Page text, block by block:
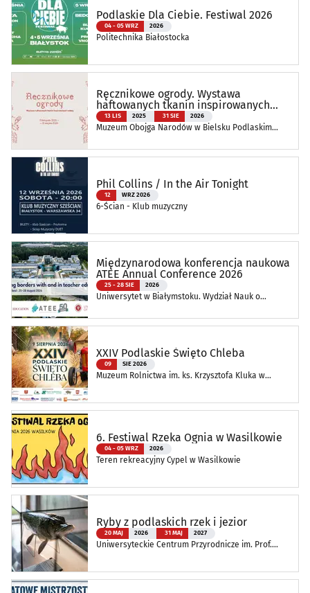
Podlaskie Dla Ciebie. Festiwal 2026
04 - 05 WRZ 2026
Politechnika Białostocka
Ręcznikowe ogrody. Wystawa
haftowanych tkanin inspirowanych
naturą
13 LIS 2025 31 SIE 2026
Muzeum Obojga Narodów w Bielsku Podlaskim
Phil Collins / In the Air Tonight
12 WRZ 2026
6-Ścian - Klub muzyczny
Międzynarodowa konferencja naukowa
ATEE Annual Conference 2026
25 - 28 SIE 2026
Uniwersytet w Białymstoku. Wydział Nauk o
XXIV Podlaskie Święto Chleba
09 SIE 2026
Muzeum Rolnictwa im. ks. Krzysztofa Kluka w
6. Festiwal Rzeka Ognia w Wasilkowie
04 - 05 WRZ 2026
Teren rekreacyjny Cypel w Wasilkowie
Ryby z podlaskich rzek i jezior
20 MAJ 2026 31 MAJ 2027
Uniwersyteckie Centrum Przyrodnicze im. Prof.